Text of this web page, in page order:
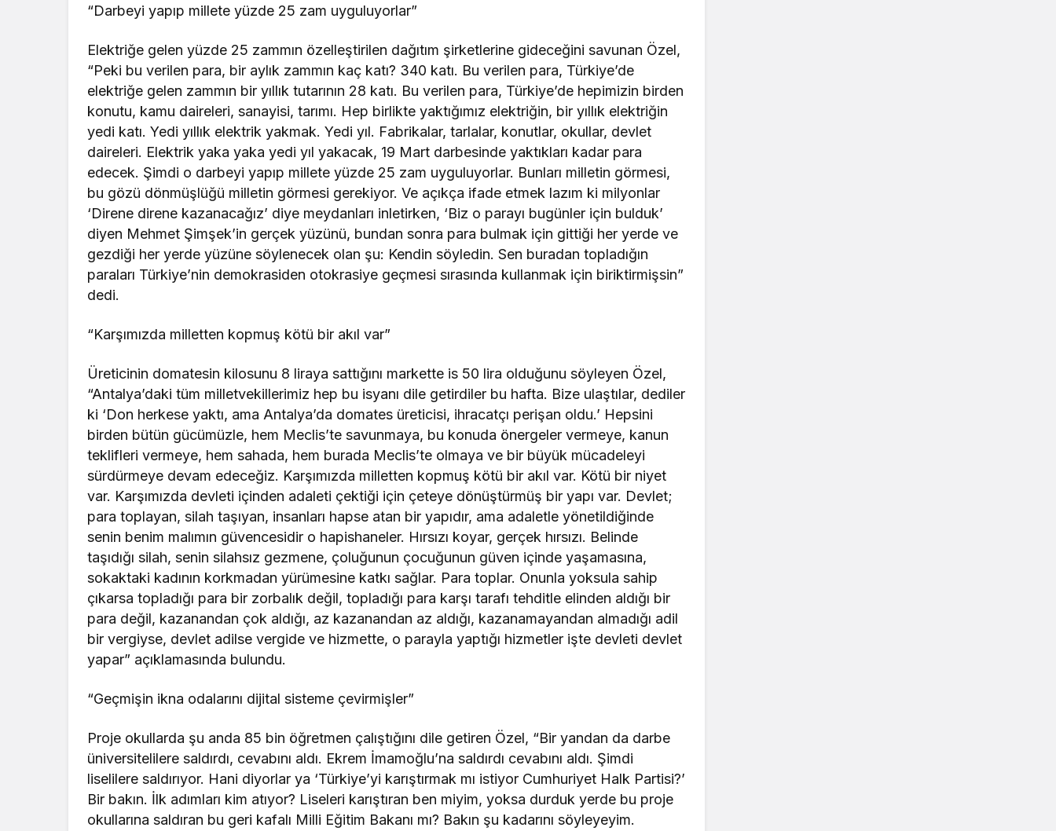
“Darbeyi yapıp millete yüzde 25 zam uyguluyorlar”
Elektriğe gelen yüzde 25 zammın özelleştirilen dağıtım şirketlerine gideceğini savunan Özel,
“Peki bu verilen para, bir aylık zammın kaç katı? 340 katı. Bu verilen para, Türkiye’de
elektriğe gelen zammın bir yıllık tutarının 28 katı. Bu verilen para, Türkiye’de hepimizin birden
konutu, kamu daireleri, sanayisi, tarımı. Hep birlikte yaktığımız elektriğin, bir yıllık elektriğin
yedi katı. Yedi yıllık elektrik yakmak. Yedi yıl. Fabrikalar, tarlalar, konutlar, okullar, devlet
daireleri. Elektrik yaka yaka yedi yıl yakacak, 19 Mart darbesinde yaktıkları kadar para
edecek. Şimdi o darbeyi yapıp millete yüzde 25 zam uyguluyorlar. Bunları milletin görmesi,
bu gözü dönmüşlüğü milletin görmesi gerekiyor. Ve açıkça ifade etmek lazım ki milyonlar
‘Direne direne kazanacağız’ diye meydanları inletirken, ‘Biz o parayı bugünler için bulduk’
diyen Mehmet Şimşek’in gerçek yüzünü, bundan sonra para bulmak için gittiği her yerde ve
gezdiği her yerde yüzüne söylenecek olan şu: Kendin söyledin. Sen buradan topladığın
paraları Türkiye’nin demokrasiden otokrasiye geçmesi sırasında kullanmak için biriktirmişsin”
dedi.
“Karşımızda milletten kopmuş kötü bir akıl var”
Üreticinin domatesin kilosunu 8 liraya sattığını markette is 50 lira olduğunu söyleyen Özel,
“Antalya’daki tüm milletvekillerimiz hep bu isyanı dile getirdiler bu hafta. Bize ulaştılar, dediler
ki ‘Don herkese yaktı, ama Antalya’da domates üreticisi, ihracatçı perişan oldu.’ Hepsini
birden bütün gücümüzle, hem Meclis’te savunmaya, bu konuda önergeler vermeye, kanun
teklifleri vermeye, hem sahada, hem burada Meclis’te olmaya ve bir büyük mücadeleyi
sürdürmeye devam edeceğiz. Karşımızda milletten kopmuş kötü bir akıl var. Kötü bir niyet
var. Karşımızda devleti içinden adaleti çektiği için çeteye dönüştürmüş bir yapı var. Devlet;
para toplayan, silah taşıyan, insanları hapse atan bir yapıdır, ama adaletle yönetildiğinde
senin benim malımın güvencesidir o hapishaneler. Hırsızı koyar, gerçek hırsızı. Belinde
taşıdığı silah, senin silahsız gezmene, çoluğunun çocuğunun güven içinde yaşamasına,
sokaktaki kadının korkmadan yürümesine katkı sağlar. Para toplar. Onunla yoksula sahip
çıkarsa topladığı para bir zorbalık değil, topladığı para karşı tarafı tehditle elinden aldığı bir
para değil, kazanandan çok aldığı, az kazanandan az aldığı, kazanamayandan almadığı adil
bir vergiyse, devlet adilse vergide ve hizmette, o parayla yaptığı hizmetler işte devleti devlet
yapar” açıklamasında bulundu.
“Geçmişin ikna odalarını dijital sisteme çevirmişler”
Proje okullarda şu anda 85 bin öğretmen çalıştığını dile getiren Özel, “Bir yandan da darbe
üniversitelilere saldırdı, cevabını aldı. Ekrem İmamoğlu’na saldırdı cevabını aldı. Şimdi
liselilere saldırıyor. Hani diyorlar ya ‘Türkiye’yi karıştırmak mı istiyor Cumhuriyet Halk Partisi?’
Bir bakın. İlk adımları kim atıyor? Liseleri karıştıran ben miyim, yoksa durduk yerde bu proje
okullarına saldıran bu geri kafalı Milli Eğitim Bakanı mı? Bakın şu kadarını söyleyeyim.